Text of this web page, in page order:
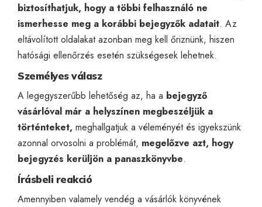
biztosíthatjuk, hogy a többi felhasználó ne
ismerhesse meg a korábbi bejegyzők adatait. Az
eltávolított oldalakat azonban meg kell őriznünk, hiszen
hatósági ellenőrzés esetén szükségesek lehetnek.
Személyes válasz
A legegyszerűbb lehetőség az, ha a bejegyző
vásárlóval már a helyszínen megbeszéljük a
történteket, meghallgatjuk a véleményét és igyekszünk
azonnal orvosolni a problémát, megelőzve azt, hogy
bejegyzés kerüljön a panaszkönyvbe.
Írásbeli reakció
Amennyiben valamely vendég a vásárlók könyvének